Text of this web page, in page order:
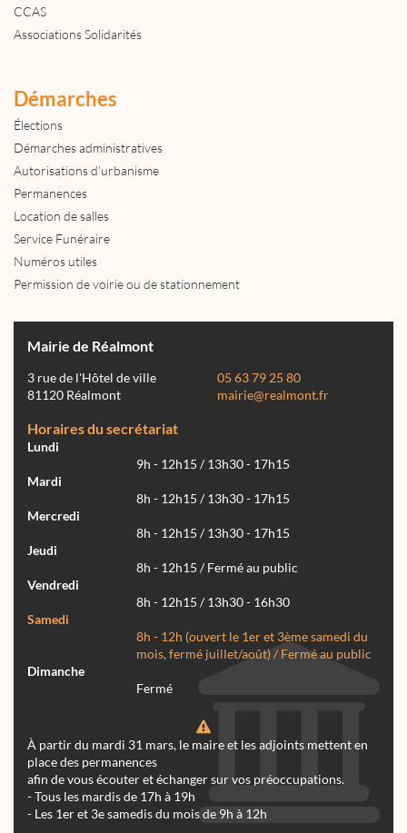
CCAS
Associations Solidarités
Démarches
Élections
Démarches administratives
Autorisations d'urbanisme
Permanences
Location de salles
Service Funéraire
Numéros utiles
Permission de voirie ou de stationnement
Mairie de Réalmont
3 rue de l'Hôtel de ville
81120 Réalmont
05 63 79 25 80
mairie@realmont.fr
Horaires du secrétariat
Lundi
9h - 12h15 / 13h30 - 17h15
Mardi
8h - 12h15 / 13h30 - 17h15
Mercredi
8h - 12h15 / 13h30 - 17h15
Jeudi
8h - 12h15 / Fermé au public
Vendredi
8h - 12h15 / 13h30 - 16h30
Samedi
8h - 12h (ouvert le 1er et 3ème samedi du
mois, fermé juillet/août) / Fermé au public
Dimanche
Fermé
À partir du mardi 31 mars, le maire et les adjoints mettent en
place des permanences
afin de vous écouter et échanger sur vos préoccupations.
- Tous les mardis de 17h à 19h
- Les 1er et 3e samedis du mois de 9h à 12h